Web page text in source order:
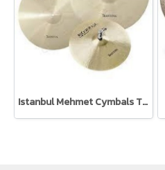
Istanbul Mehmet Cymbals TR-SET Traditional Set